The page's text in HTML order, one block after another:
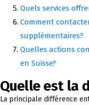
Quels services
Comment
supplémentaires?
Quelles actions
en Suisse?
Quelle est la
La principale différence